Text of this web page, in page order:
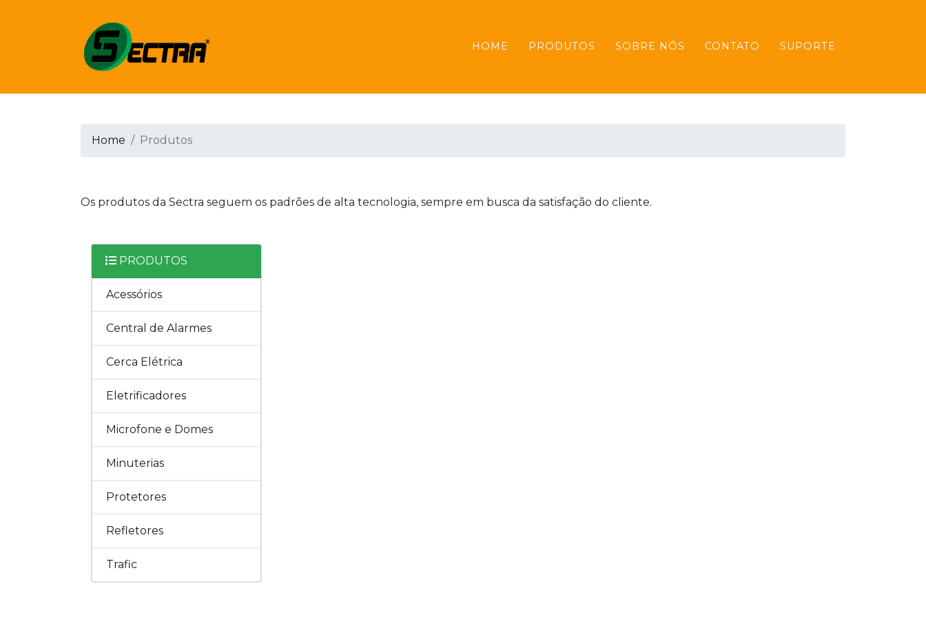
HOME PRODUTOS SOBRE NÓS CONTATO SUPORTE
Home Produtos
Os produtos da Sectra seguem os padrões de alta tecnologia, sempre em busca da satisfação do cliente.
PRODUTOS
Acessórios
Central de Alarmes
Cerca Elétrica
Eletrificadores
Microfone e Domes
Minuterias
Protetores
Refletores
Trafic